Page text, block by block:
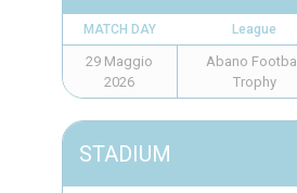
MATCH DAY League
29 Maggio
2026
Abano Football
Trophy
STADIUM